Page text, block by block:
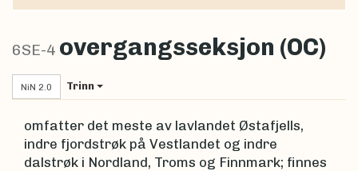
6SE-4 overgangsseksjon (OC)
NiN 2.0 Trinn
omfatter det meste av lavlandet Østafjells,
indre fjordstrøk på Vestlandet og indre
dalstrøk i Nordland, Troms og Finnmark; finnes